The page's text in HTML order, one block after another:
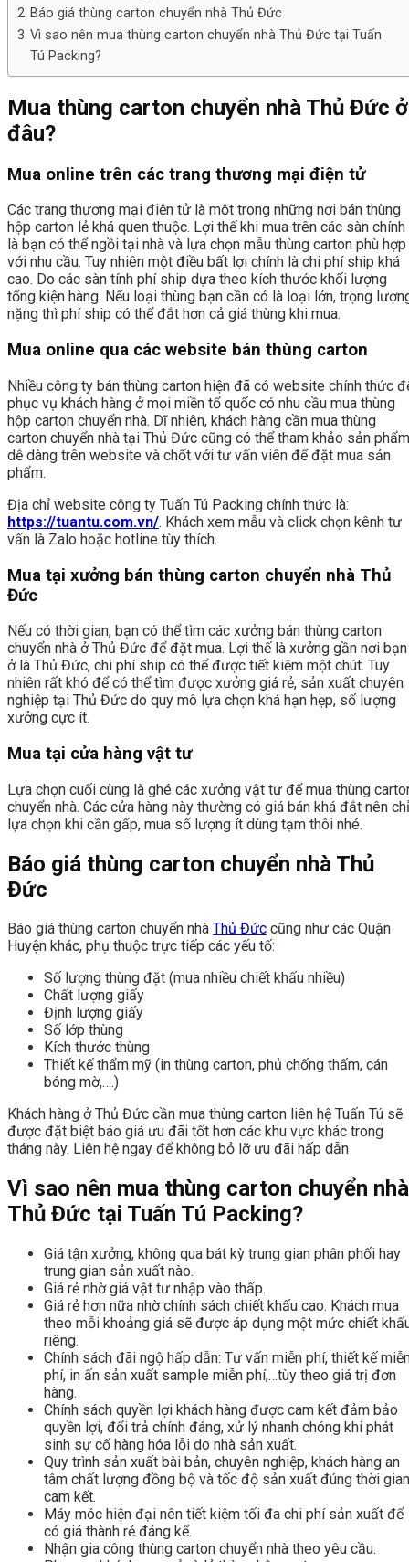
Báo giá thùng carton chuyển nhà Thủ Đức
Vì sao nên mua thùng carton chuyển nhà Thủ Đức tại Tuấn
Tú Packing?
Mua thùng carton chuyển nhà Thủ Đức ở
đâu?
Mua online trên các trang thương mại điện tử
Các trang thương mại điện tử là một trong những nơi bán thùng
hộp carton lẻ khá quen thuộc. Lợi thế khi mua trên các sàn chính
là bạn có thể ngồi tại nhà và lựa chọn mẫu thùng carton phù hợp
với nhu cầu. Tuy nhiên một điều bất lợi chính là chi phí ship khá
cao. Do các sàn tính phí ship dựa theo kích thước khối lượng
tổng kiện hàng. Nếu loại thùng bạn cần có là loại lớn, trọng
nặng thì phí ship có thể đắt hơn cả giá thùng khi mua.
Mua online qua các website bán thùng carton
Nhiều công ty bán thùng carton hiện đã có website chính thức
phục vụ khách hàng ở mọi miền tổ quốc có nhu cầu mua thùng
hộp carton chuyển nhà. Dĩ nhiên, khách hàng cần mua thùng
carton chuyển nhà tại Thủ Đức cũng có thể tham khảo sản phẩm
dễ dàng trên website và chốt với tư vấn viên để đặt mua sản
phẩm.
Địa chỉ website công ty Tuấn Tú Packing chính thức là:
https://tuantu.com.vn/. Khách xem mẫu và click chọn kênh tư
vấn là Zalo hoặc hotline tùy thích.
Mua tại xưởng bán thùng carton chuyển nhà Thủ
Đức
Nếu có thời gian, bạn có thể tìm các xưởng bán thùng carton
chuyển nhà ở Thủ Đức để đặt mua. Lợi thế là xưởng gần nơi bạn
ở là Thủ Đức, chi phí ship có thể được tiết kiệm một chút. Tuy
nhiên rất khó để có thể tìm được xưởng giá rẻ, sản xuất chuyên
nghiệp tại Thủ Đức do quy mô lựa chọn khá hạn hẹp, số lượng
xưởng cực ít.
Mua tại cửa hàng vật tư
Lựa chọn cuối cùng là ghé các xưởng vật tư để mua thùng
chuyển nhà. Các cửa hàng này thường có giá bán khá đắt nên chỉ
lựa chọn khi cần gấp, mua số lượng ít dùng tạm thôi nhé.
Báo giá thùng carton chuyển nhà Thủ
Đức
Báo giá thùng carton chuyển nhà Thủ Đức cũng như các Quận
Huyện khác, phụ thuộc trực tiếp các yếu tố:
Số lượng thùng đặt (mua nhiều chiết khấu nhiều)
Chất lượng giấy
Định lượng giấy
Số lớp thùng
Kích thước thùng
Thiết kế thẩm mỹ (in thùng carton, phủ chống thấm, cán
bóng mờ,….)
Khách hàng ở Thủ Đức cần mua thùng carton liên hệ Tuấn Tú sẽ
được đặt biệt báo giá ưu đãi tốt hơn các khu vực khác trong
tháng này. Liên hệ ngay để không bỏ lỡ ưu đãi hấp dẫn
Vì sao nên mua thùng carton chuyển nhà
Thủ Đức tại Tuấn Tú Packing?
Giá tận xưởng, không qua bát kỳ trung gian phân phối hay
trung gian sản xuất nào.
Giá rẻ nhờ giá vật tư nhập vào thấp.
Giá rẻ hơn nữa nhờ chính sách chiết khấu cao. Khách mua
theo mỗi khoảng giá sẽ được áp dụng một mức chiết
riêng.
Chính sách đãi ngộ hấp dẫn: Tư vấn miễn phí, thiết kế
phí, in ấn sản xuất sample miễn phí,…tùy theo giá trị đơn
hàng.
Chính sách quyền lợi khách hàng được cam kết đảm bảo
quyền lợi, đổi trả chính đáng, xử lý nhanh chóng khi phát
sinh sự cố hàng hóa lỗi do nhà sản xuất.
Quy trình sản xuất bài bản, chuyên nghiệp, khách hàng an
tâm chất lượng đồng bộ và tốc độ sản xuất đúng thời gian
cam kết.
Máy móc hiện đại nên tiết kiệm tối đa chi phí sản xuất để
có giá thành rẻ đáng kể.
Nhận gia công thùng carton chuyển nhà theo yêu cầu.